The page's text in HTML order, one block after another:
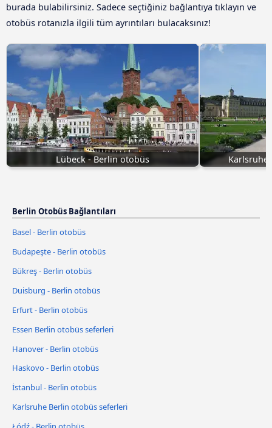
burada bulabilirsiniz. Sadece seçtiğiniz bağlantıya tıklayın ve
otobüs rotanızla ilgili tüm ayrıntıları bulacaksınız!
Lübeck - Berlin otobüs Karlsruhe
Berlin Otobüs Bağlantıları
Basel - Berlin otobüs
Budapeşte - Berlin otobüs
Bükreş - Berlin otobüs
Duisburg - Berlin otobüs
Erfurt - Berlin otobüs
Essen Berlin otobüs seferleri
Hanover - Berlin otobüs
Haskovo - Berlin otobüs
İstanbul - Berlin otobüs
Karlsruhe Berlin otobüs seferleri